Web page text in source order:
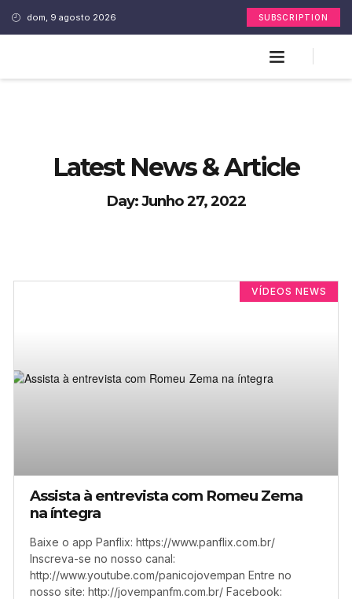
dom, 9 agosto 2026 SUBSCRIPTION
Latest News & Article
Day: Junho 27, 2022
VÍDEOS NEWS
Assista à entrevista com Romeu Zema
na íntegra
Baixe o app Panflix: https://www.panflix.com.br/
Inscreva-se no nosso canal:
http://www.youtube.com/panicojovempan Entre no
nosso site: http://jovempanfm.com.br/ Facebook: